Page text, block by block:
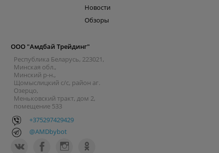
Новости
Обзоры
ООО "Амдбай Трейдинг"
Республика Беларусь, 223021,
Минская обл.,
Минский р-н.,
Щомыслицкий с/с, район аг.
Озерцо,
Меньковский тракт, дом 2,
помещение 533
+375297429429
@AMDbybot